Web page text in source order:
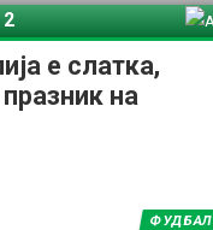
е слатка,
на
2
ФУДБАЛ